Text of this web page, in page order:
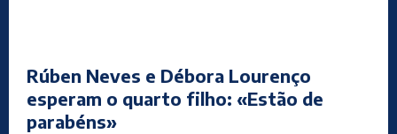
Rúben Neves e Débora Lourenço
esperam o quarto filho: «Estão de
parabéns»